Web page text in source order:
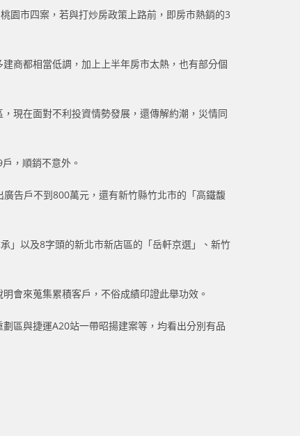
園市四案，若與打炒房政策上路前，即房市熱銷的3
商都相當低調，加上上半年房市太熱，也有部分個
現在面對不利投資情勢發展，還傳解約潮，災情同
，順銷不意外。
告戶不到800萬元，還有新竹縣竹北市的「高鐵馥
」以及8字頭的新北市新店區的「岳軒京選」、新竹
會來蒐集累積客戶，不俗成績印證此舉功效。
區與捷運A20站一帶昭揚建案等，均看出分別有品
o
i